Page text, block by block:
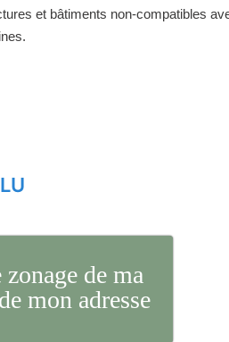
et bâtiments non-compatibles
de ma
mon adresse